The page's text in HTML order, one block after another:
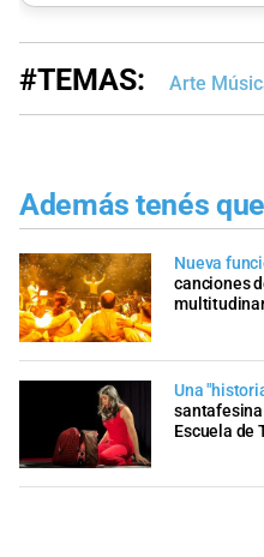
#TEMAS: Arte
Además tenés
Nueva
canciones
Una
santafesina
Escuela de